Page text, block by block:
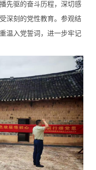
先驱的奋斗历程，深切感
深刻的党性教育。参观结
温入党誓词，进一步牢记